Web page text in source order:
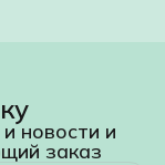
новости и
заказ